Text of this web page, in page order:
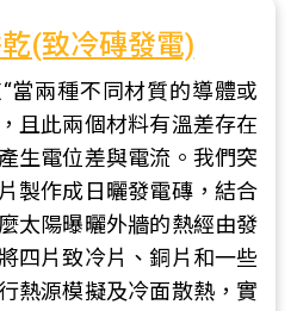
(致冷磚發電)
當兩種不同材質的導體或
且此兩個材料有溫差存在
生電位差與電流。我們突
製作成日曬發電磚，結合
太陽曝曬外牆的熱經由發
四片致冷片、銅片和一些
熱源模擬及冷面散熱，實